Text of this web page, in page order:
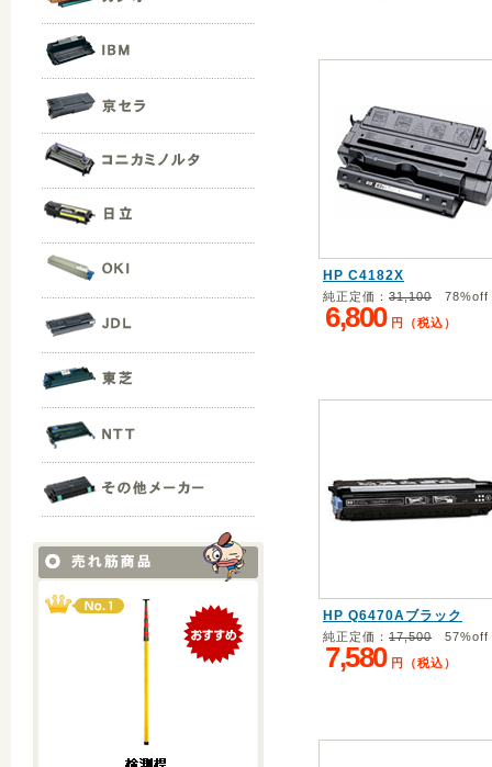
HP C4182X
純正定価： 31,100 78%off
6,800 円（税込）
HP Q6470Aブラック
純正定価： 17,500 57%off
7,580 円（税込）